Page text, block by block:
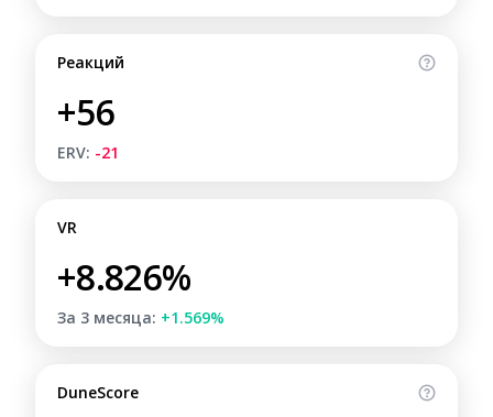
Реакций
+56
ERV: -21
VR
+8.826%
За 3 месяца: +1.569%
DuneScore